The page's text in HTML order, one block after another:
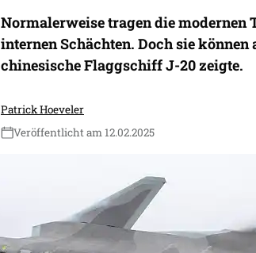
Normalerweise tragen die modernen
internen Schächten. Doch sie
chinesische Flaggschiff J-20 zeigte.
Patrick Hoeveler
Veröffentlicht am 12.02.2025